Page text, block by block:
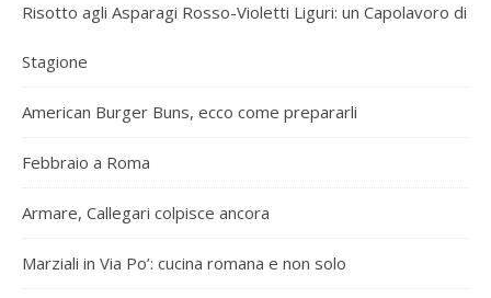
Risotto agli Asparagi Rosso-Violetti Liguri: un Capolavoro di
Stagione
American Burger Buns, ecco come prepararli
Febbraio a Roma
Armare, Callegari colpisce ancora
Marziali in Via Po’: cucina romana e non solo